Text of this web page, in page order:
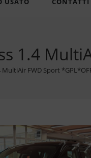
1.4
MultiAir FWD Sport